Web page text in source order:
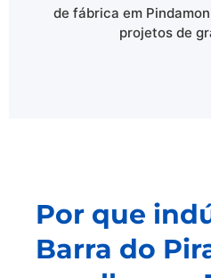
de fábrica em
projetos de
Por que
Barra do